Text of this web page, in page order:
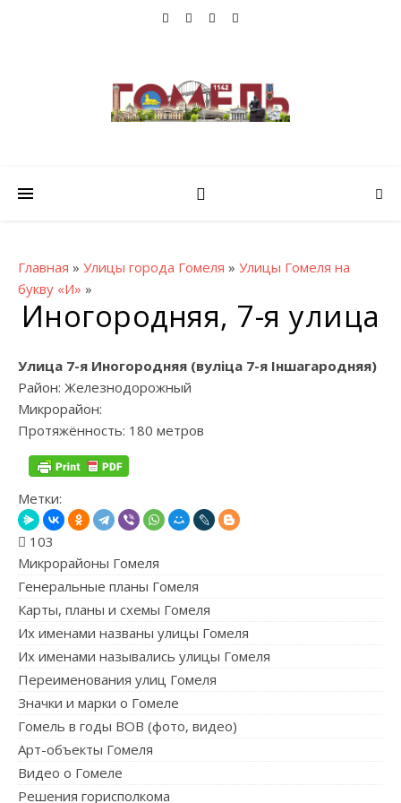
Главная » Улицы города Гомеля » Улицы Гомеля на
букву «И» »
Иногородняя, 7-я улица
Улица 7-я Иногородняя (вулiца 7-я Іншагародняя)
Район: Железнодорожный
Микрорайон:
Протяжённость: 180 метров
Метки:
103
Микрорайоны Гомеля
Генеральные планы Гомеля
Карты, планы и схемы Гомеля
Их именами названы улицы Гомеля
Их именами назывались улицы Гомеля
Переименования улиц Гомеля
Значки и марки о Гомеле
Гомель в годы ВОВ (фото, видео)
Арт-объекты Гомеля
Видео о Гомеле
Решения горисполкома